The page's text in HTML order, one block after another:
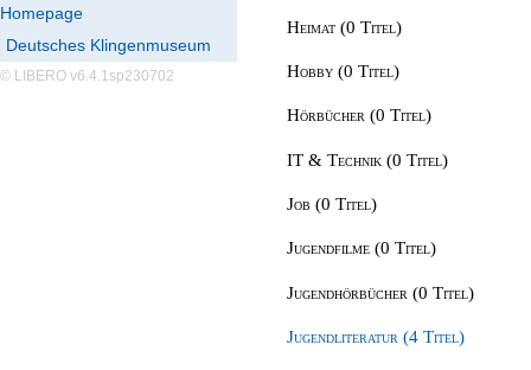
Homepage
Deutsches Klingenmuseum
© LIBERO v6.4.1sp230702
Heimat (0 Titel)
Hobby (0 Titel)
Hörbücher (0 Titel)
IT & Technik (0 Titel)
Job (0 Titel)
Jugendfilme (0 Titel)
Jugendhörbücher (0 Titel)
Jugendliteratur (4 Titel)